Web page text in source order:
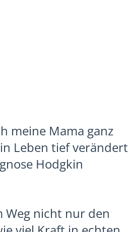
meine Mama ganz
Leben tief verändert
Hodgkin
Weg nicht nur den